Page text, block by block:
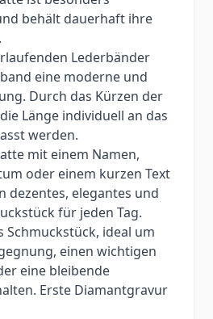
behält dauerhaft ihre
Lederbänder
eine moderne und
Durch das Kürzen der
Länge individuell an das
werden.
mit einem Namen,
oder einem kurzen Text
dezentes, elegantes und
für jeden Tag.
Schmuckstück, ideal um
einen wichtigen
eine bleibende
Erste Diamantgravur